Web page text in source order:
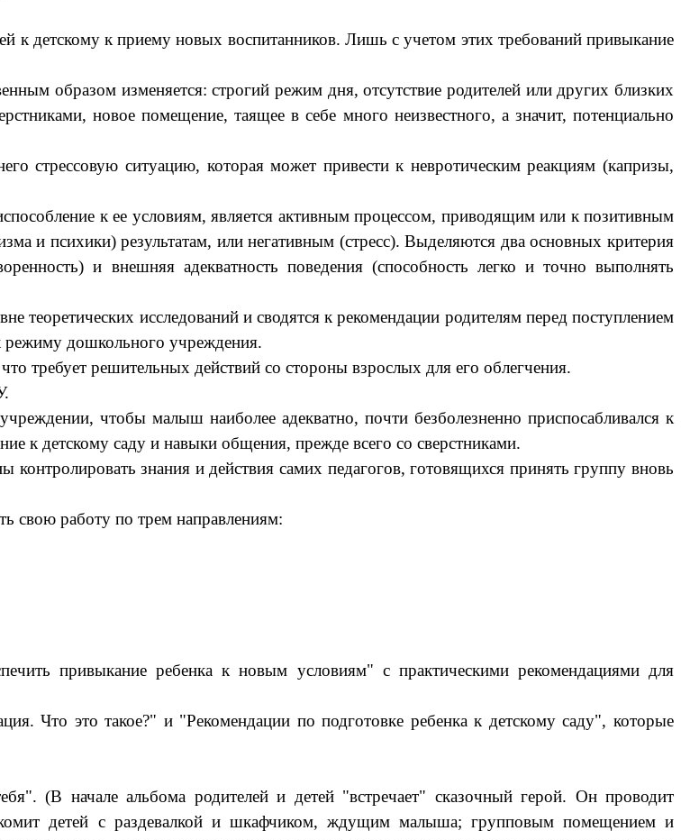
к детскому к приему новых воспитанников. Лишь с учетом этих требований привыкание
образом изменяется: строгий режим дня, отсутствие родителей или других близких
новое помещение, таящее в себе много неизвестного, а значит, потенциально
стрессовую ситуацию, которая может привести к невротическим реакциям (капризы,
к ее условиям, является активным процессом, приводящим или к позитивным
и психики) результатам, или негативным (стресс). Выделяются два основных критерия
и внешняя адекватность поведения (способность легко и точно выполнять
исследований и сводятся к рекомендации родителям перед поступлением
режиму дошкольного учреждения.
требует решительных действий со стороны взрослых для его облегчения.
чтобы малыш наиболее адекватно, почти безболезненно приспосабливался к
к детскому саду и навыки общения, прежде всего со сверстниками.
знания и действия самих педагогов, готовящихся принять группу вновь
работу по трем направлениям:
привыкание ребенка к новым условиям" с практическими рекомендациями для
Что это такое?" и "Рекомендации по подготовке ребенка к детскому саду", которые
(В начале альбома родителей и детей "встречает" сказочный герой. Он проводит
детей с раздевалкой и шкафчиком, ждущим малыша; групповым помещением и